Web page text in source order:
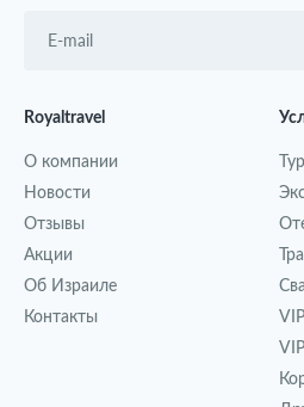
Royaltravel
О компании
Новости
Отзывы
Акции
Об Израиле
Контакты